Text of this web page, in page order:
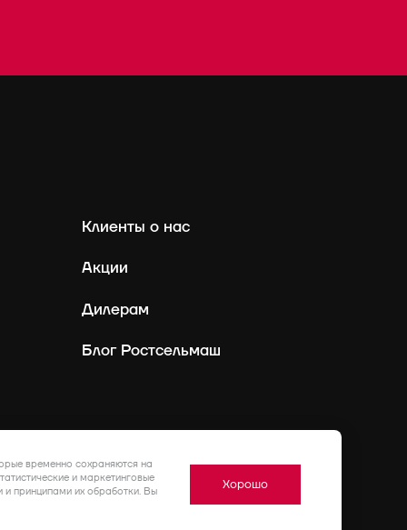
Клиенты о нас
Акции
Дилерам
Блог Ростсельмаш
временно сохраняются на
и маркетинговые
принципами их обработки. Вы
Хорошо